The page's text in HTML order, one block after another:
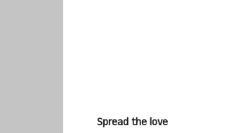
Spread the love